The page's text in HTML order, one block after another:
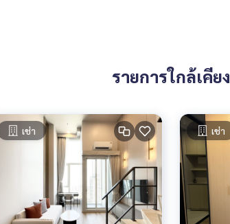
รายการใกล้เคียง
เช่า เช่า